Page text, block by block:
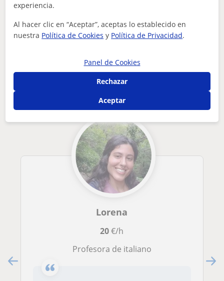
¿Hay algún error en este perfil?
Tus clases particulares Italiano Barcelona
Terrassa
Otros profesores de Italiano en Terrassa
que pueden interesarte
Lorena
20€/h
Profesora de italiano
experiencia.
Al hacer clic en “Aceptar”, aceptas lo establecido en
nuestra Política de Cookies y Política de Privacidad.
Panel de Cookies
Rechazar
Aceptar